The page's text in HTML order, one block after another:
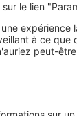
chermais
en
est le plus
le PVC.